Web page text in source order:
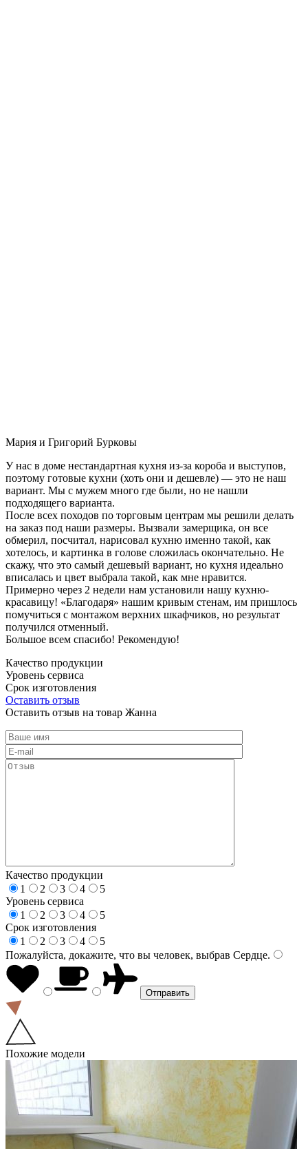
Мария и Григорий Бурковы
У нас в доме нестандартная кухня из-за короба и выступов,
поэтому готовые кухни (хоть они и дешевле) — это не наш
вариант. Мы с мужем много где были, но не нашли
подходящего варианта.
После всех походов по торговым центрам мы решили делать
на заказ под наши размеры. Вызвали замерщика, он все
обмерил, посчитал, нарисовал кухню именно такой, как
хотелось, и картинка в голове сложилась окончательно. Не
скажу, что это самый дешевый вариант, но кухня идеально
вписалась и цвет выбрала такой, как мне нравится.
Примерно через 2 недели нам установили нашу кухню-
красавицу! «Благодаря» нашим кривым стенам, им пришлось
помучиться с монтажом верхних шкафчиков, но результат
получился отменный.
Большое всем спасибо! Рекомендую!
Качество продукции
Уровень сервиса
Срок изготовления
Оставить отзыв
Оставить отзыв на товар Жанна
Качество продукции
1
2 3 4
5
Уровень сервиса
1
2 3 4
5
Срок изготовления
1
2 3 4
5
Пожалуйста, докажите, что вы человек, выбрав Сердце.
Похожие модели